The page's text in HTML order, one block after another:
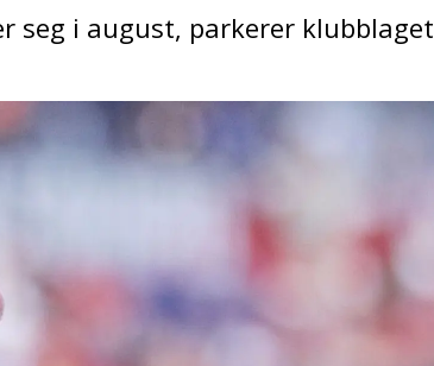
seg i august, parkerer klubblaget